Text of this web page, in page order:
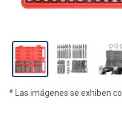
* Las imágenes se exhiben